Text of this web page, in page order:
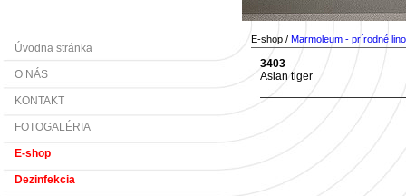
Úvodna stránka
O NÁS
KONTAKT
FOTOGALÉRIA
E-shop
Dezinfekcia
E-shop / Marmoleum - prírodné
3403
Asian tiger